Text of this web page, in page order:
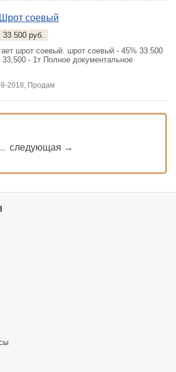
Шрот соевый
33 500 руб.
шрот соевый. шрот соевый - 45% 33.500
- 1т Полное документальное
2018, Продам
следующая →